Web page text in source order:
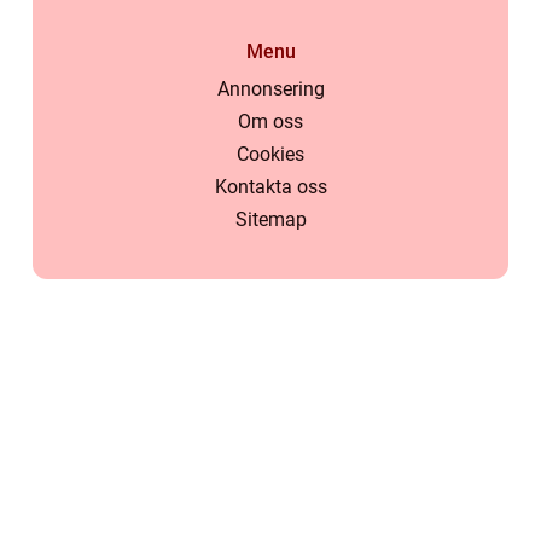
Menu
Annonsering
Om oss
Cookies
Kontakta oss
Sitemap